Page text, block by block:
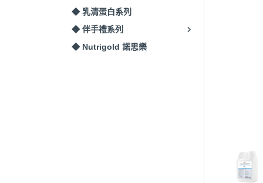
◆ 乳清蛋白系列
◆ 伴手禮系列
◆ Nutrigold 諾思樂